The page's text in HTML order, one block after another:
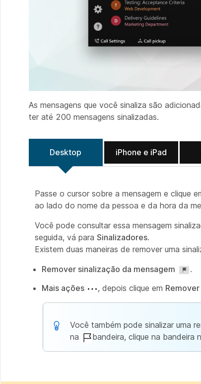
As mensagens que você sinaliza são
ter até 200 mensagens sinalizadas.
Desktop iPhone e iPad
Passe o cursor sobre a mensagem e clique
ao lado do nome da pessoa e da hora da
Você pode consultar essa mensagem
seguida, vá para Sinalizadores.
Existem duas maneiras de remover uma
Remover sinalização da mensagem
.
Mais ações
, depois clique em
Você também pode sinalizar uma
na
bandeira, clique na bandeira